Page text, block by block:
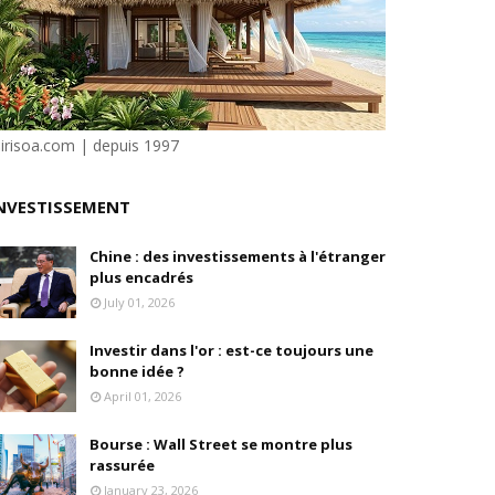
son fondateur, se livre.
| depuis 1997
Chine : des investissements à l'étranger
plus encadrés
July 01, 2026
Investir dans l'or : est-ce toujours une
bonne idée ?
April 01, 2026
Bourse : Wall Street se montre plus
rassurée
January 23, 2026